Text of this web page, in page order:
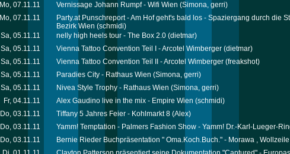
Mo, 07.11.11 Vernissage Johann Rumpf - Wifi Wien (Simona, gerri)
Mo, 07.11.11
Party.at Punschreport - Am Hof geht's bald los - Spaziergang durch die
Bezirk Wien (schmidi)
Sa, 05.11.11 nelly high heels tour - The Box 2.0 (dietmar)
Sa, 05.11.11
Vienna Tattoo Convention Teil I - Arcotel Wimberger (dietmar)
Sa, 05.11.11
Vienna Tattoo Convention Teil II - Arcotel Wimberger (freakshot)
Sa, 05.11.11
Paradies City - Rathaus Wien (Simona, gerri)
Sa, 05.11.11
Nivea Style Trophy - Rathaus Wien (Simona, gerri)
Fr, 04.11.11
Alex Gaudino live in the mix - Empire Wien (schmidi)
Do, 03.11.11
Tiffany 5 Jahres Feier - Kohlmarkt 8 (Alex)
Do, 03.11.11
Yamm! Temptation - Palmers Fashion Show - Yamm! Dr.-Karl-Lueger-
Do, 03.11.11
Bernie Rieder Buchpräsentation " Oma.Koch.Buch." - Morawa , Wollzeile